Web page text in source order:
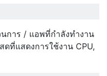
นการ / แอพที่กำลังทำงาน
ที่แสดงการใช้งาน CPU,